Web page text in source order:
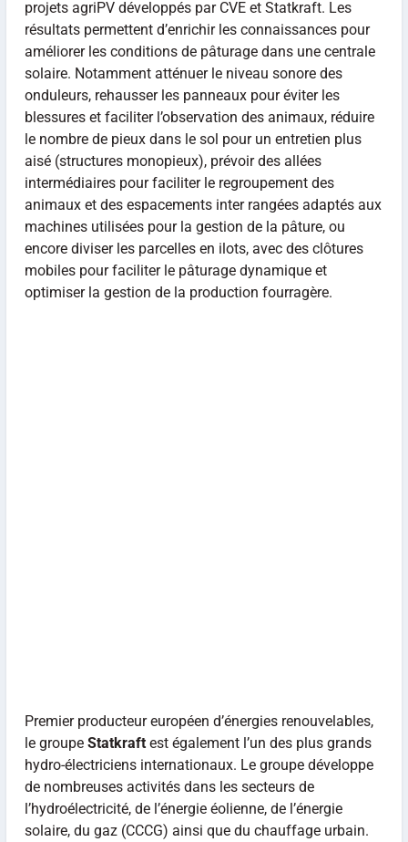
projets agriPV développés par CVE et Statkraft. Les
résultats permettent d’enrichir les connaissances pour
améliorer les conditions de pâturage dans une centrale
solaire. Notamment atténuer le niveau sonore des
onduleurs, rehausser les panneaux pour éviter les
blessures et faciliter l’observation des animaux, réduire
le nombre de pieux dans le sol pour un entretien plus
aisé (structures monopieux), prévoir des allées
intermédiaires pour faciliter le regroupement des
animaux et des espacements inter rangées adaptés aux
machines utilisées pour la gestion de la pâture, ou
encore diviser les parcelles en ilots, avec des clôtures
mobiles pour faciliter le pâturage dynamique et
optimiser la gestion de la production fourragère.
Premier producteur européen d’énergies renouvelables,
le groupe Statkraftest également l’un des plus grands
hydro-électriciens internationaux. Le groupe développe
de nombreuses activités dans les secteurs de
l’hydroélectricité, de l’énergie éolienne, de l’énergie
solaire, du gaz (CCCG) ainsi que du chauffage urbain.